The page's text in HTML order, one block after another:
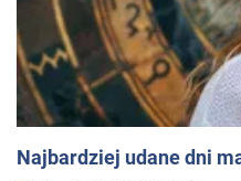
Najbardziej udane dni